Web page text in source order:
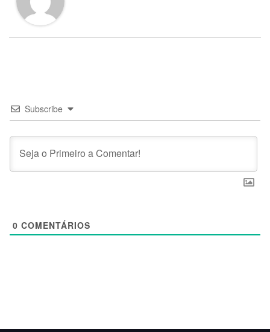
Subscribe
0 COMENTÁRIOS